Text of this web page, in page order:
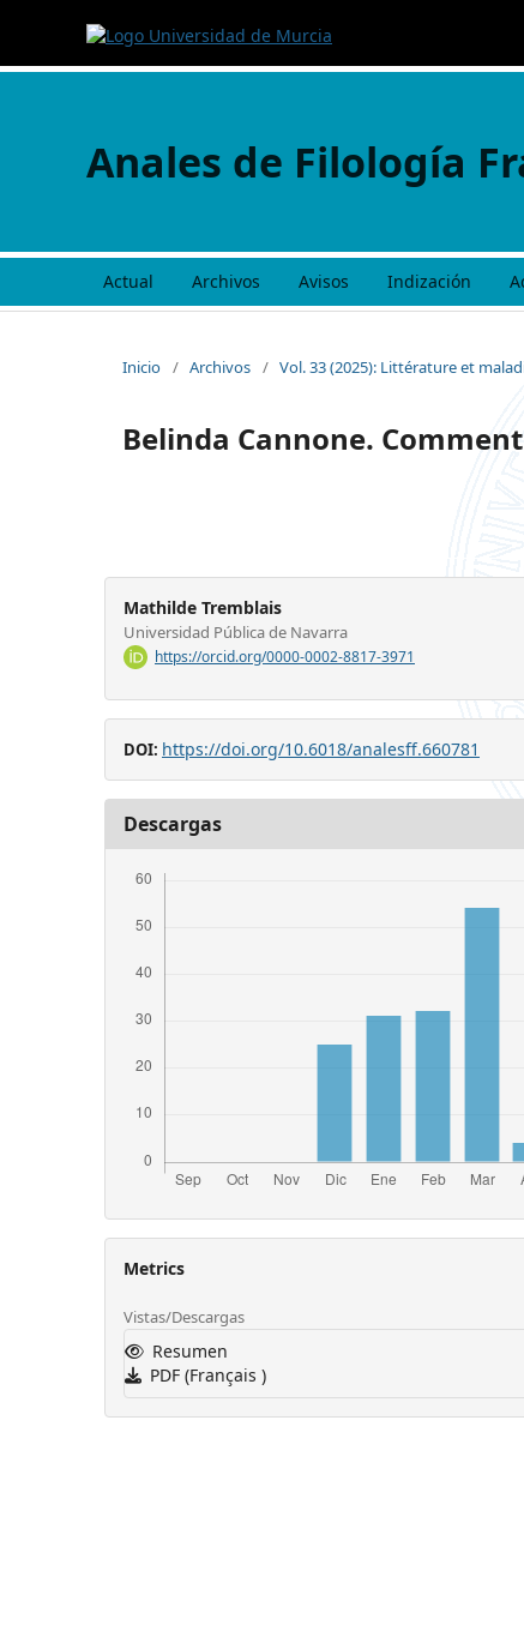
Anales de Filología
Actual Archivos Avisos Indización
Inicio / Archivos / Vol. 33 (2025): Littérature et
Belinda Cannone.
Mathilde Tremblais
Universidad Pública de Navarra
https://orcid.org/0000-0002-8817-3971
DOI: https://doi.org/10.6018/analesff.660781
Descargas
Metrics
Vistas/Descargas
Resumen
PDF (Français )